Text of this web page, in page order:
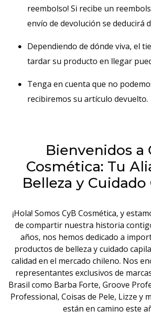
reembolso! Si recibe un
envío de devolución se deducirá
Dependiendo de dónde viva, el
tardar su producto en llegar
Tenga en cuenta que no
recibiremos su artículo devuelto.
Bienvenidos a
Cosmética: Tu
Belleza y Cuidado
¡Hola! Somos CyB Cosmética, y
de compartir nuestra historia
años, nos hemos dedicado a
productos de belleza y cuidado
calidad en el mercado chileno. Nos
representantes exclusivos de
Brasil como Barba Forte, Groove
Professional, Coisas de Pele, Lizze y
están en camino este